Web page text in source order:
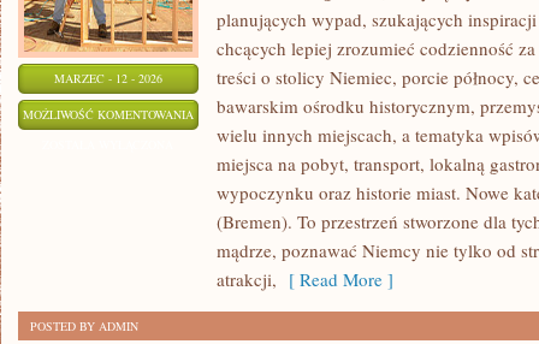
MARZEC - 12 - 2026
MOŻLIWOŚĆ KOMENTOWANIA MÜNSTER
planujących wypad, szukających
chcących lepiej zrozumieć codzienność
treści o stolicy Niemiec, porcie północy,
bawarskim ośrodku historycznym,
wielu innych miejscach, a tematyka
miejsca na pobyt, transport, lokalną
wypoczynku oraz historie miast. Nowe
(Bremen). To przestrzeń stworzone dla
mądrze, poznawać Niemcy nie tylko od
atrakcji, [ Read More ]
POSTED BY ADMIN